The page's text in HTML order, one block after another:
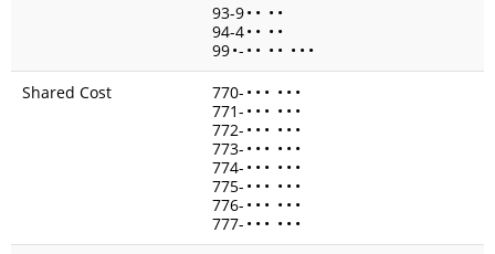
93-9• • • •
94-4• • • •
99•- • • • • • • •
Shared Cost
770- • • • • • •
771- • • • • • •
772- • • • • • •
773- • • • • • •
774- • • • • • •
775- • • • • • •
776- • • • • • •
777- • • • • • •